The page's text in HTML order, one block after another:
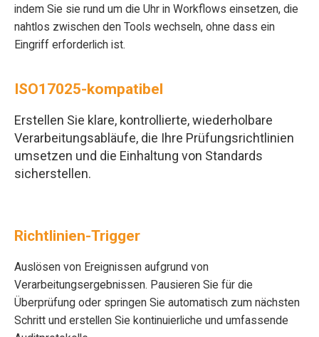
indem Sie sie rund um die Uhr in Workflows einsetzen, die
nahtlos zwischen den Tools wechseln, ohne dass ein
Eingriff erforderlich ist.
ISO17025-kompatibel
Erstellen Sie klare, kontrollierte, wiederholbare
Verarbeitungsabläufe, die Ihre Prüfungsrichtlinien
umsetzen und die Einhaltung von Standards
sicherstellen.
Richtlinien-Trigger
Auslösen von Ereignissen aufgrund von
Verarbeitungsergebnissen. Pausieren Sie für die
Überprüfung oder springen Sie automatisch zum nächsten
Schritt und erstellen Sie kontinuierliche und umfassende